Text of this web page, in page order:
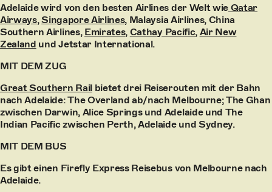
Adelaide wird von den besten Airlines der Welt wie Qatar
Airways,Singapore Airlines, Malaysia Airlines, China
Southern Airlines, Emirates, Cathay Pacific, Air New
Zealand und Jetstar International.
MIT DEM ZUG
Great Southern Railbietet drei Reiserouten mit der Bahn
nach Adelaide: The Overland ab/nach Melbourne; The Ghan
zwischen Darwin, Alice Springs und Adelaide und The
Indian Pacific zwischen Perth, Adelaide und Sydney.
MIT DEM BUS
Es gibt einen Firefly Express Reisebus von Melbourne nach
Adelaide.